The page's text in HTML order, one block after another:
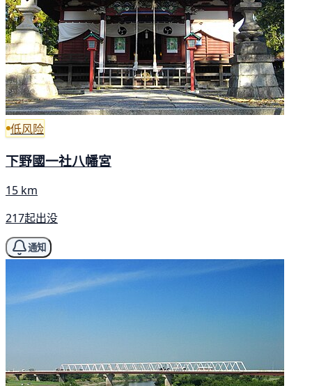
低风险
下野國一社八幡宮
15 km
217起出没
通知